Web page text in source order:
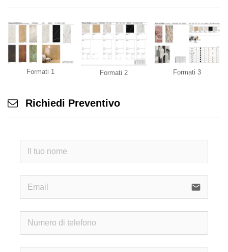
Formati 1 Formati 2 Formati 3
Richiedi Preventivo
email